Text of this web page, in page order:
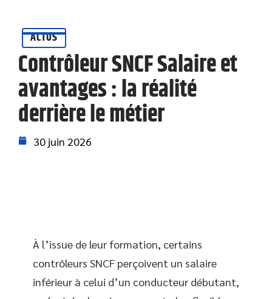
ACTUS
Contrôleur SNCF Salaire et
avantages : la réalité
derrière le métier
30 juin 2026
À l’issue de leur formation, certains
contrôleurs SNCF perçoivent un salaire
inférieur à celui d’un conducteur débutant,